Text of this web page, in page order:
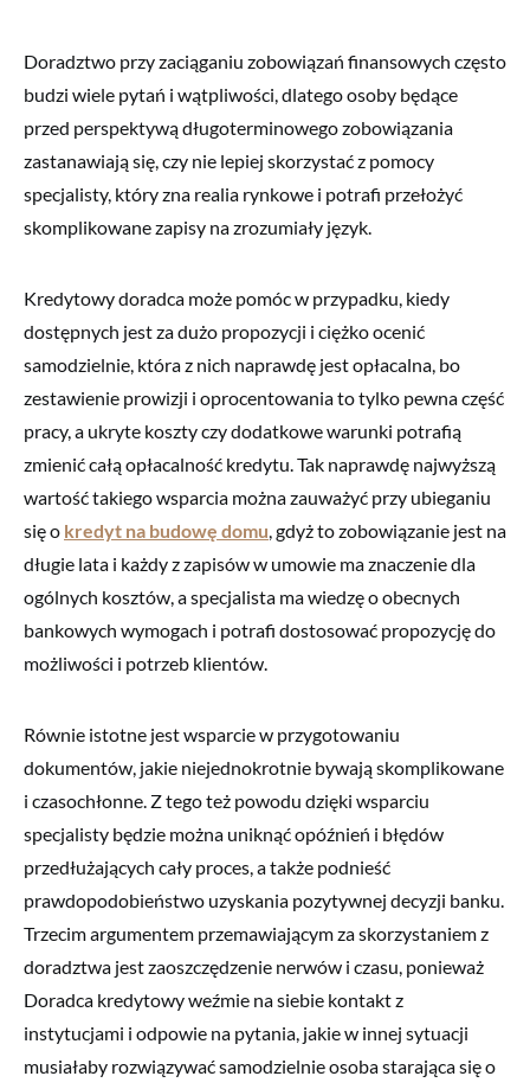
Doradztwo przy zaciąganiu zobowiązań finansowych często
budzi wiele pytań i wątpliwości, dlatego osoby będące
przed perspektywą długoterminowego zobowiązania
zastanawiają się, czy nie lepiej skorzystać z pomocy
specjalisty, który zna realia rynkowe i potrafi przełożyć
skomplikowane zapisy na zrozumiały język.
Kredytowy doradca może pomóc w przypadku, kiedy
dostępnych jest za dużo propozycji i ciężko ocenić
samodzielnie, która z nich naprawdę jest opłacalna, bo
zestawienie prowizji i oprocentowania to tylko pewna część
pracy, a ukryte koszty czy dodatkowe warunki potrafią
zmienić całą opłacalność kredytu. Tak naprawdę najwyższą
wartość takiego wsparcia można zauważyć przy ubieganiu
się o kredyt na budowę domu, gdyż to zobowiązanie jest na
długie lata i każdy z zapisów w umowie ma znaczenie dla
ogólnych kosztów, a specjalista ma wiedzę o obecnych
bankowych wymogach i potrafi dostosować propozycję do
możliwości i potrzeb klientów.
Równie istotne jest wsparcie w przygotowaniu
dokumentów, jakie niejednokrotnie bywają skomplikowane
i czasochłonne. Z tego też powodu dzięki wsparciu
specjalisty będzie można uniknąć opóźnień i błędów
przedłużających cały proces, a także podnieść
prawdopodobieństwo uzyskania pozytywnej decyzji banku.
Trzecim argumentem przemawiającym za skorzystaniem z
doradztwa jest zaoszczędzenie nerwów i czasu, ponieważ
Doradca kredytowy weźmie na siebie kontakt z
instytucjami i odpowie na pytania, jakie w innej sytuacji
musiałaby rozwiązywać samodzielnie osoba starająca się o